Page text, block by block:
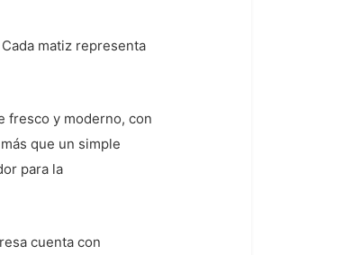
matiz representa
fresco y moderno, con
que un simple
para la
cuenta con